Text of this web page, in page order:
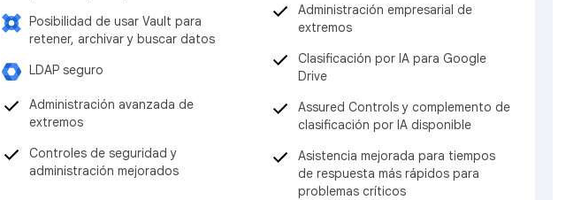
Posibilidad de usar Vault para
retener, archivar y buscar datos
LDAP seguro
Administración avanzada de
extremos
Controles de seguridad y
administración mejorados
Administración empresarial de
extremos
Clasificación por IA para Google
Drive
Assured Controls y complemento de
clasificación por IA disponible
Asistencia mejorada para tiempos
de respuesta más rápidos para
problemas críticos